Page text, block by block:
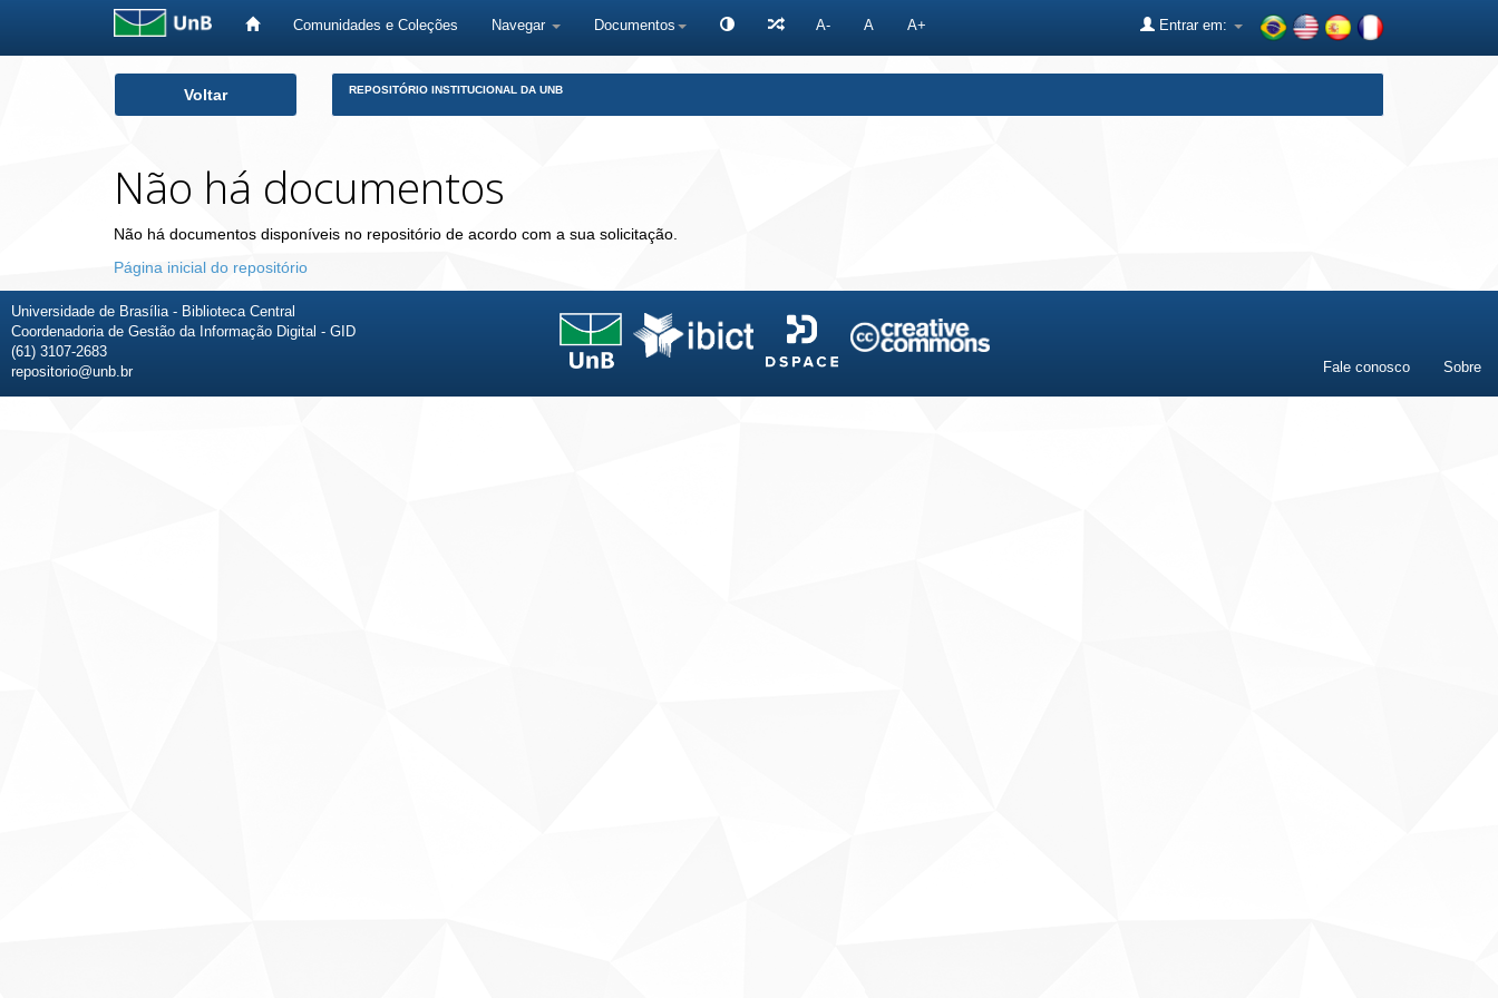
Comunidades e Coleções Navegar Documentos A- A A+ Entrar em:
Voltar REPOSITÓRIO INSTITUCIONAL DA UNB
Não há documentos
Não há documentos disponíveis no repositório de acordo com a sua solicitação.
Página inicial do repositório
Universidade de Brasília - Biblioteca Central
Coordenadoria de Gestão da Informação Digital - GID
(61) 3107-2683
repositorio@unb.br
Fale conosco Sobre